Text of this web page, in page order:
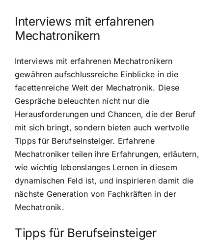
Interviews mit erfahrenen
Mechatronikern
Interviews mit erfahrenen Mechatronikern
gewähren aufschlussreiche Einblicke in die
facettenreiche Welt der Mechatronik. Diese
Gespräche beleuchten nicht nur die
Herausforderungen und Chancen, die der Beruf
mit sich bringt, sondern bieten auch wertvolle
Tipps für Berufseinsteiger. Erfahrene
Mechatroniker teilen ihre Erfahrungen, erläutern,
wie wichtig lebenslanges Lernen in diesem
dynamischen Feld ist, und inspirieren damit die
nächste Generation von Fachkräften in der
Mechatronik.
Tipps für Berufseinsteiger